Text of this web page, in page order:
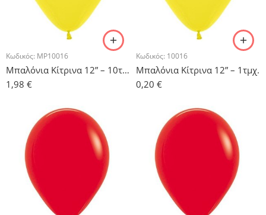
Κωδικός: MP10016
Μπαλόνια Κίτρινα 12” – 10τμχ
1,98 €
Κωδικός: 10016
Μπαλόνια Κίτρινα 12” – 1τμχ.
0,20 €